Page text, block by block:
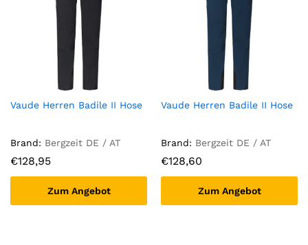
Vaude Herren Badile II Hose
Brand: Bergzeit DE / AT
€128,95
Zum Angebot
Vaude Herren Badile II Hose
Brand: Bergzeit DE / AT
€128,60
Zum Angebot